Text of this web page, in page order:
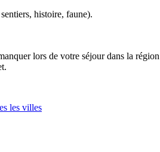
histoire, faune).
lors de votre séjour dans la
les villes